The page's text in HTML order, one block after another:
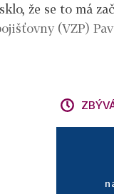
že se to má
(VZP)